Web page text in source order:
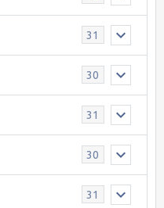
31
30
31
30
31